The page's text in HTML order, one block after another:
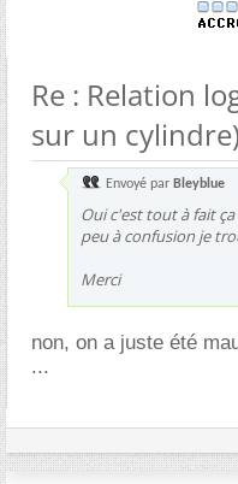
Re : Relation
sur un cylindre)
Envoyé par Bleyblue
Oui c'est tout à fait
peu à confusion je
Merci
non, on a juste été
...